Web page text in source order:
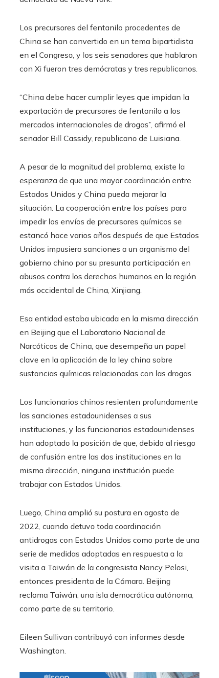
Los precursores del fentanilo procedentes de
China se han convertido en un tema bipartidista
en el Congreso, y los seis senadores que hablaron
con Xi fueron tres demócratas y tres republicanos.
“China debe hacer cumplir leyes que impidan la
exportación de precursores de fentanilo a los
mercados internacionales de drogas”, afirmó el
senador Bill Cassidy, republicano de Luisiana.
A pesar de la magnitud del problema, existe la
esperanza de que una mayor coordinación entre
Estados Unidos y China pueda mejorar la
situación. La cooperación entre los países para
impedir los envíos de precursores químicos se
estancó hace varios años después de que Estados
Unidos impusiera sanciones a un organismo del
gobierno chino por su presunta participación en
abusos contra los derechos humanos en la región
más occidental de China, Xinjiang.
Esa entidad estaba ubicada en la misma dirección
en Beijing que el Laboratorio Nacional de
Narcóticos de China, que desempeña un papel
clave en la aplicación de la ley china sobre
sustancias químicas relacionadas con las drogas.
Los funcionarios chinos resienten profundamente
las sanciones estadounidenses a sus
instituciones, y los funcionarios estadounidenses
han adoptado la posición de que, debido al riesgo
de confusión entre las dos instituciones en la
misma dirección, ninguna institución puede
trabajar con Estados Unidos.
Luego, China amplió su postura en agosto de
2022, cuando detuvo toda coordinación
antidrogas con Estados Unidos como parte de una
serie de medidas adoptadas en respuesta a la
visita a Taiwán de la congresista Nancy Pelosi,
entonces presidenta de la Cámara. Beijing
reclama Taiwán, una isla democrática autónoma,
como parte de su territorio.
Eileen Sullivan contribuyó con informes desde
Washington.